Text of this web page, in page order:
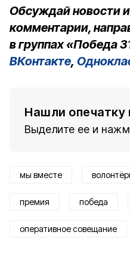
Обсуждай новости
комментарии,
в группах «Победа
ВКонтакте,
Нашли опечатку
Выделите ее и
мы вместе
премия победа
оперативное совещание